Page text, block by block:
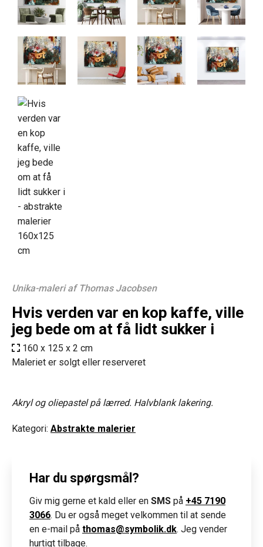
Unika-maleri af Thomas Jacobsen
Hvis verden var en kop kaffe, ville
jeg bede om at få lidt sukker i
160 x 125 x 2 cm
Maleriet er solgt eller reserveret
Akryl og oliepastel på lærred. Halvblank lakering.
Kategori: Abstrakte malerier
Har du spørgsmål?
Giv mig gerne et kald eller en SMS på +45 7190
3066. Du er også meget velkommen til at sende
en e-mail på thomas@symbolik.dk. Jeg vender
hurtigt tilbage.